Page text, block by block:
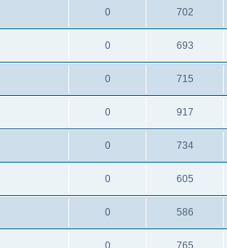
0 702
0 693
0 715
0 917
0 734
0 605
0 586
0 765